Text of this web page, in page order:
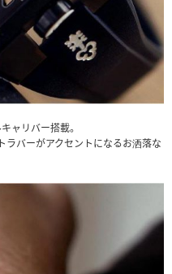
ャリバー搭載。
ラバーがアクセントになるお洒落な